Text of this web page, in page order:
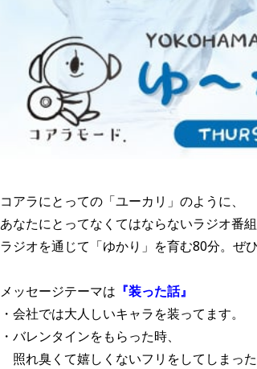
コアラにとっての「ユーカリ」のように、
あなたにとってなくてはならないラジオ番
ラジオを通じて「ゆかり」を育む80分。ぜ
メッセージテーマは 『装った話』
・会社では大人しいキャラを装ってます。
・バレンタインをもらった時、
照れ臭くて嬉しくないフリをしてしまった